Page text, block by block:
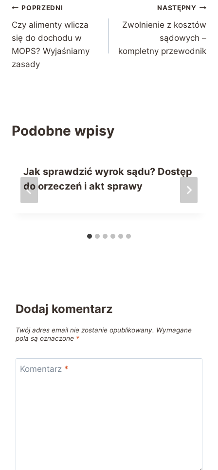
Nawigacja
wpisu
POPRZEDNI
Czy alimenty wlicza
się do dochodu w
MOPS? Wyjaśniamy
zasady
NASTĘPNY
Zwolnienie z kosztów
sądowych –
kompletny przewodnik
Podobne wpisy
Jak sprawdzić wyrok sądu? Dostęp
do orzeczeń i akt sprawy
Dodaj komentarz
Twój adres email nie zostanie opublikowany. Wymagane
pola są oznaczone *
Komentarz *